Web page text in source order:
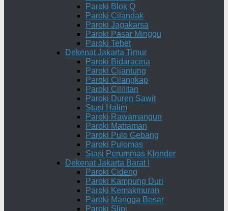
Paroki Blok Q
Paroki Cilandak
Paroki Jagakarsa
Paroki Pasar Minggu
Paroki Tebet
Dekenat Jakarta Timur
Paroki Bidaracina
Paroki Cijantung
Paroki Cilangkap
Paroki Cililitan
Paroki Duren Sawit
Stasi Halim
Paroki Rawamangun
Paroki Matraman
Paroki Pulo Gebang
Paroki Pulomas
Stasi Perummas Klender
Dekenat Jakarta Barat I
Paroki Cideng
Paroki Kampung Duri
Paroki Kemakmuran
Paroki Mangga Besar
Paroki Slipi